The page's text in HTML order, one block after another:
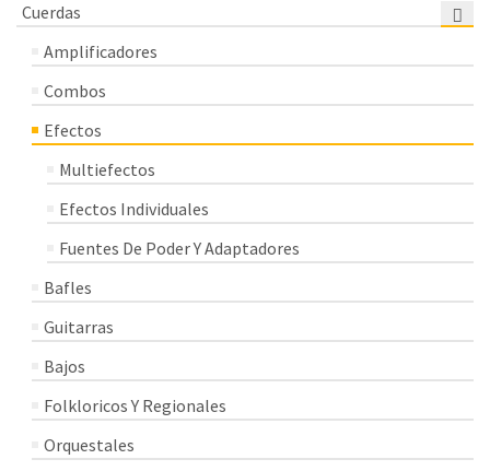
Cuerdas
Amplificadores
Combos
Efectos
Multiefectos
Efectos Individuales
Fuentes De Poder Y Adaptadores
Bafles
Guitarras
Bajos
Folkloricos Y Regionales
Orquestales